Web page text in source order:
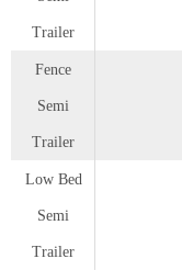
Trailer
Fence
Semi
Trailer
Low Bed
Semi
Trailer